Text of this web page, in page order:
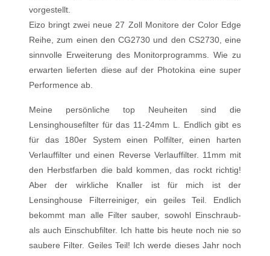
vorgestellt.
Eizo bringt zwei neue 27 Zoll Monitore der Color Edge
Reihe, zum einen den CG2730 und den CS2730, eine
sinnvolle Erweiterung des Monitorprogramms. Wie zu
erwarten lieferten diese auf der Photokina eine super
Performence ab.
Meine persönliche top Neuheiten sind die
Lensinghousefilter für das 11-24mm L. Endlich gibt es
für das 180er System einen Polfilter, einen harten
Verlauffilter und einen Reverse Verlauffilter. 11mm mit
den Herbstfarben die bald kommen, das rockt richtig!
Aber der wirkliche Knaller ist für mich ist der
Lensinghouse Filterreiniger, ein geiles Teil. Endlich
bekommt man alle Filter sauber, sowohl Einschraub-
als auch Einschubfilter. Ich hatte bis heute noch nie so
saubere Filter. Geiles Teil! Ich werde dieses Jahr noch